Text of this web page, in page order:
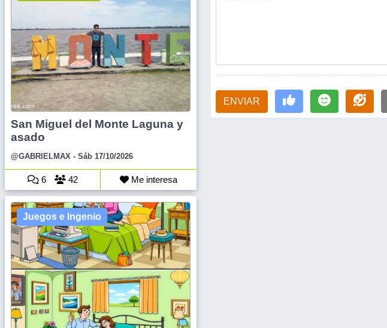
San Miguel del Monte Laguna y
asado
@GABRIELMAX - Sáb 17/10/2026
6 42 Me interesa
Juegos e Ingenio
ENVIAR